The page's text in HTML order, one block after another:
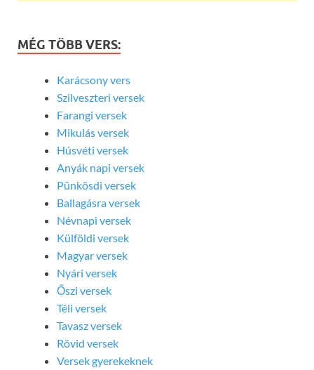
MÉG TÖBB VERS:
Karácsony vers
Szilveszteri versek
Farangi versek
Mikulás versek
Húsvéti versek
Anyák napi versek
Pünkösdi versek
Ballagásra versek
Névnapi versek
Külföldi versek
Magyar versek
Nyári versek
Őszi versek
Téli versek
Tavasz versek
Rövid versek
Versek gyerekeknek